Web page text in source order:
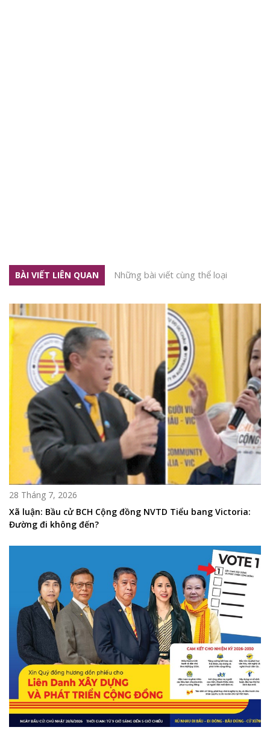
BÀI VIẾT LIÊN QUAN Những bài viết cùng thể loại
28 Tháng 7, 2026
Xã luận: Bầu cử BCH Cộng đồng NVTD Tiểu bang Victoria:
Đường đi không đến?